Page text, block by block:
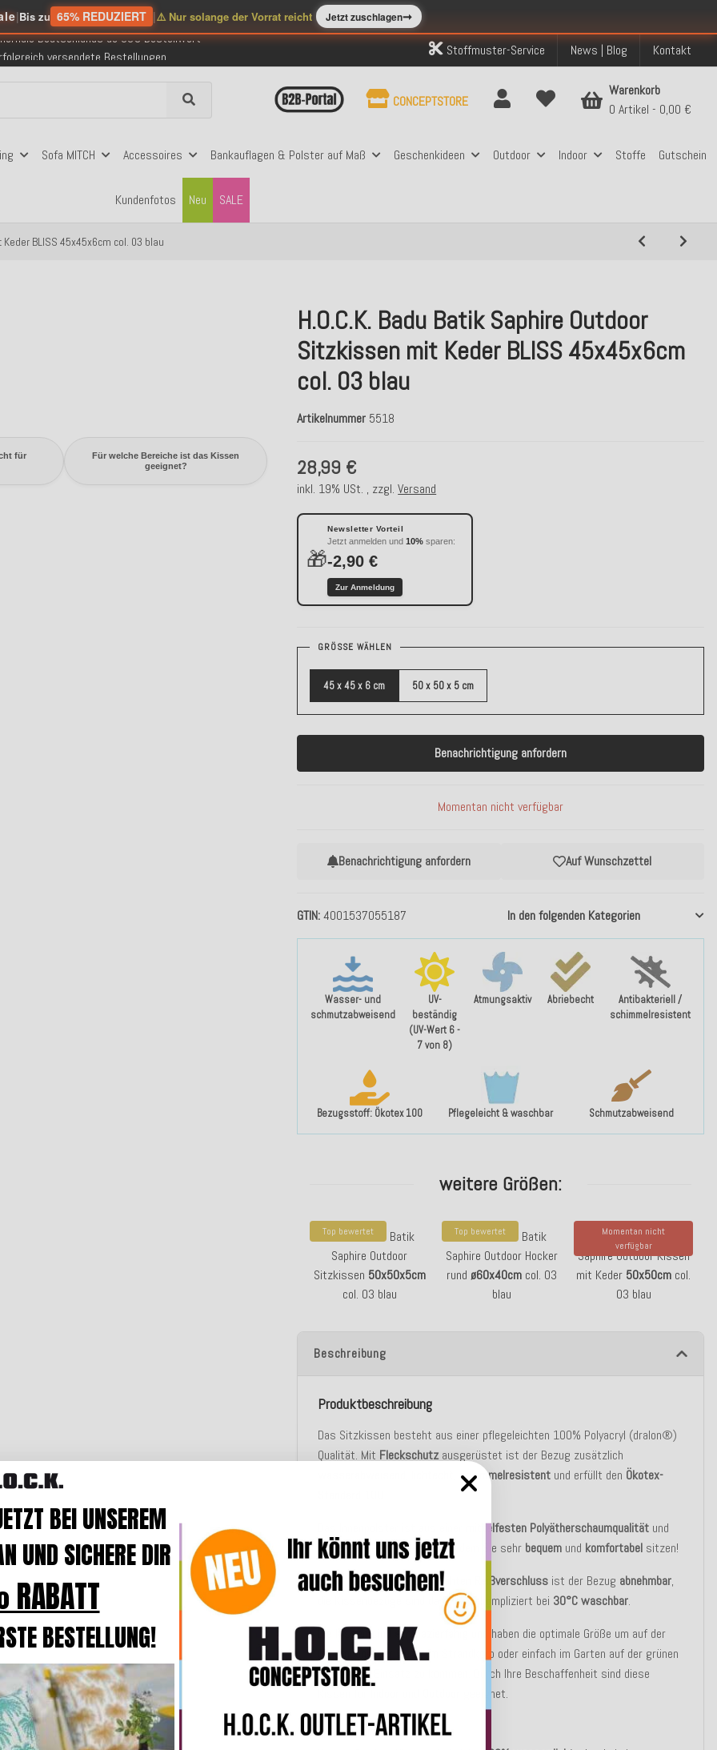
|Bis zu 65% REDUZIERT |⚠️ Nur solange der Vorrat reicht Jetzt zuschlagen➞
Deutschlands ab 99€ Bestellwert
versendete Bestellungen
Klarna, PayPal & Amazon Pay
Stoffmuster-Service News | Blog Kontakt
Sofa MITCH Accessoires Bankauflagen & Polster auf Maß Geschenkideen Outdoor Indoor Stoffe Gutschein
Kundenfotos SALE
Neu
CONCEPTSTORE
Warenkorb
0 Artikel
0,00 €
BLISS 45x45x6cm col. 03 blau
für
Für welche Bereiche ist das Kissen
geeignet?
H.O.C.K. Badu Batik Saphire Outdoor
Sitzkissen mit Keder BLISS 45x45x6cm
col. 03 blau
Artikelnummer 5518
Wasser- und
schmutzabweisend
UV-
beständig
(UV-Wert 6 -
7 von 8)
Atmungsaktiv Abriebecht
Antibakteriell /
schimmelresistent
Bezugsstoff: Ökotex 100 Pflegeleicht & waschbar Schmutzabweisend
GTIN 4001537055187 In den folgenden Kategorien
28,99 €
inkl. 19% USt. , zzgl.Versand
🎁
Newsletter Vorteil
Jetzt anmelden und10% sparen:
-2,90 €
Zur Anmeldung
Benachrichtigung anfordern Auf Wunschzettel
GRÖSSE WÄHLEN
45 x 45 x 6 cm 50 x 50 x 5 cm
Benachrichtigung anfordern
Momentan nicht verfügbar
weitere Größen:
Top bewertet
H.O.C.K. Badu Batik
Saphire Outdoor
Sitzkissen 50x50x5cm
col. 03 blau
Top bewertet
H.O.C.K. Badu Batik
Saphire Outdoor Hocker
rund ø60x40cmcol. 03
blau
Momentan nicht
verfügbar
H.O.C.K. Badu Batik
Saphire Outdoor Kissen
mit Keder 50x50cm col.
03 blau
Beschreibung
Produktbeschreibung
Das Sitzkissen besteht aus einer pflegeleichten 100% Polyacryl (dralon®)
Qualität. Mit Fleckschutzausgerüstet ist der Bezug zusätzlich
schimmelresistent und erfüllt den Ökotex-
mittelfesten Polyätherschaumqualität und
hat einen PP-Innenbezug, auf dem Sie sehr bequem und komfortabel sitzen!
Durch den verdeckt eingenähten
Reißverschluss ist der Bezug abnehmbar,
die Kissenbezüge sind dadurch unkompliziert bei 30°C waschbar.
Die Kissen sind
strapazierfähig
und haben die optimale Größe um auf der
Gartenbank, der Liege, im Strandkorb oder einfach im Garten auf der grünen
Wiese zum Einsatz zu kommen. Durch Ihre Beschaffenheit sind diese
geeignet.
ANMERKUNG:
BEI UNSEREM
UND SICHERE DIR
BESTELLUNG!